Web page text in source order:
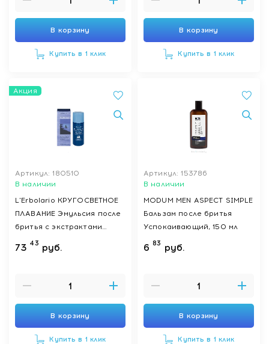
В корзину
Купить в 1 клик
В корзину
Купить в 1 клик
Акция
Артикул: 180510
В наличии
L'Erbolario КРУГОСВЕТНОЕ
ПЛАВАНИЕ Эмульсия после
бритья с экстрактами
белого тмина и лавра 100
мл
73 43 руб.
В корзину
Купить в 1 клик
Артикул: 153786
В наличии
MODUM MEN ASPECT SIMPLE
Бальзам после бритья
Успокаивающий, 150 мл
6 83 руб.
В корзину
Купить в 1 клик